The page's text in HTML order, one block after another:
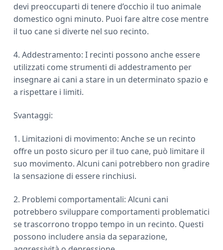
devi preoccuparti di tenere d’occhio il tuo animale
domestico ogni minuto. Puoi fare altre cose mentre
il tuo cane si diverte nel suo recinto.
4. Addestramento: I recinti possono anche essere
utilizzati come strumenti di addestramento per
insegnare ai cani a stare in un determinato spazio e
a rispettare i limiti.
Svantaggi:
1. Limitazioni di movimento: Anche se un recinto
offre un posto sicuro per il tuo cane, può limitare il
suo movimento. Alcuni cani potrebbero non gradire
la sensazione di essere rinchiusi.
2. Problemi comportamentali: Alcuni cani
potrebbero sviluppare comportamenti problematici
se trascorrono troppo tempo in un recinto. Questi
possono includere ansia da separazione,